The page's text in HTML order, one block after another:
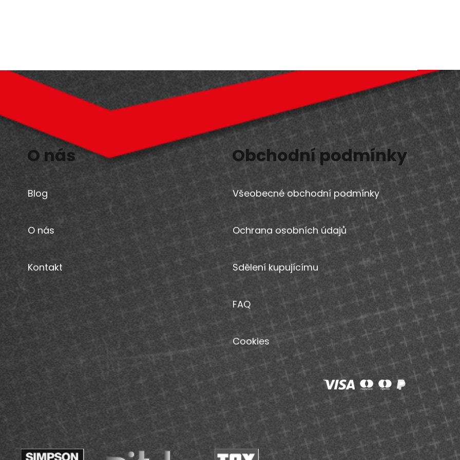
O nás
Blog
O nás
Kontakt
Obchodní podmínky
Všeobecné obchodní podmínky
Ochrana osobních údajů
Sdělení kupujícímu
FAQ
Cookies